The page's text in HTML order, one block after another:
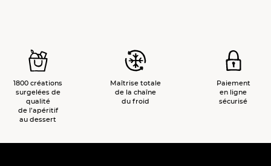
1800 créations
surgelées de
qualité
de l’apéritif
au dessert
Maîtrise totale
de la chaîne
du froid
Paiement
en ligne
sécurisé